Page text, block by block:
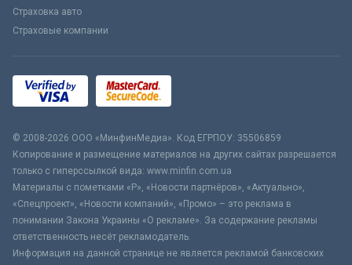
Страховка авто
Страховые компании
© 2008-2026 ООО «МинфинМедиа». Код ЕГРПОУ: 35506859
Копирование и размещение материалов на других сайтах разрешается
только с гиперссылкой вида: www.minfin.com.ua
Материалы с пометками «Р», «Новости партнёров», «Актуально»,
«Спецпроект», «Новости компаний», «Промо» – это реклама в
понимании Закона Украины «О рекламе». За содержание рекламы
ответственность несёт рекламодатель.
Информация на данной странице не является рекламой банковских